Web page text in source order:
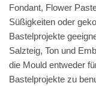
Fondant, Flower
Süßigkeiten oder
Bastelprojekte
Salzteig, Ton und
die Mould entweder
Bastelprojekte zu